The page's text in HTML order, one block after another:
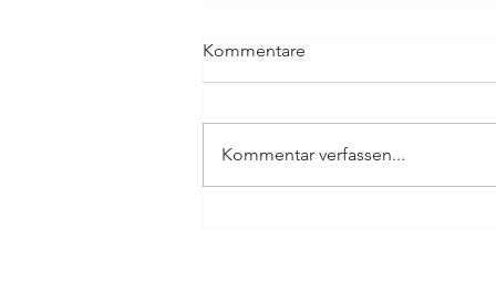
Kommentare
Kommentar verfassen...